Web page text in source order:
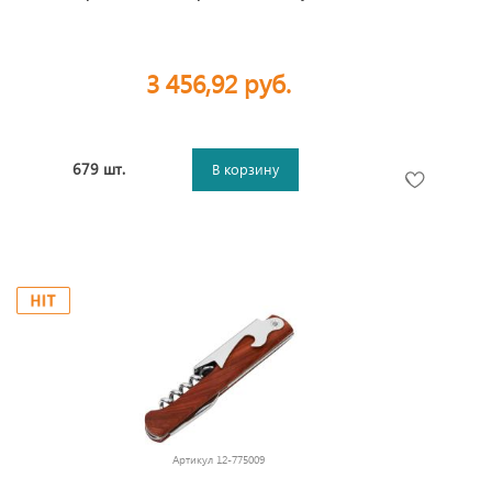
3 456,92 руб.
679 шт. В корзину
Артикул 12-775009